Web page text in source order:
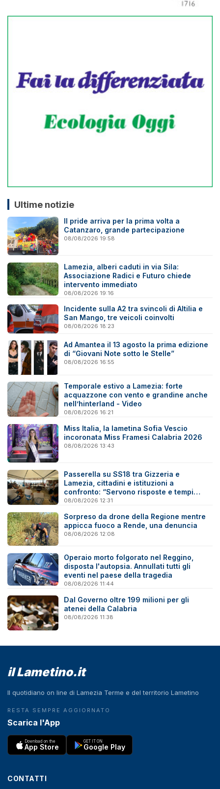
Ultime notizie
Il pride arriva per la prima volta a
Catanzaro, grande partecipazione
08/08/2026 19:58
Lamezia, alberi caduti in via Sila:
Associazione Radici e Futuro chiede
intervento immediato
08/08/2026 19:16
Incidente sulla A2 tra svincoli di Altilia e
San Mango, tre veicoli coinvolti
08/08/2026 18:23
Ad Amantea il 13 agosto la prima edizione
di “Giovani Note sotto le Stelle”
08/08/2026 16:55
Temporale estivo a Lamezia: forte
acquazzone con vento e grandine anche
nell’hinterland - Video
08/08/2026 16:21
Miss Italia, la lametina Sofia Vescio
incoronata Miss Framesi Calabria 2026
08/08/2026 13:43
Passerella su SS18 tra Gizzeria e
Lamezia, cittadini e istituzioni a
confronto: “Servono risposte e tempi
certi”
08/08/2026 12:31
Sorpreso da drone della Regione mentre
appicca fuoco a Rende, una denuncia
08/08/2026 12:08
Operaio morto folgorato nel Reggino,
disposta l'autopsia. Annullati tutti gli
eventi nel paese della tragedia
08/08/2026 11:44
Dal Governo oltre 199 milioni per gli
atenei della Calabria
08/08/2026 11:38
il Lametino.it
Il quotidiano on line di Lamezia Terme e del territorio Lametino
RESTA SEMPRE AGGIORNATO
Scarica l'App
Download on the
App Store
GET IT ON
Google Play
CONTATTI